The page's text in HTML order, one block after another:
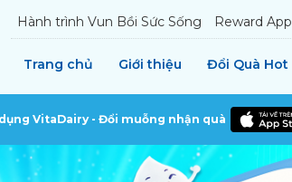
Hành trình Vun Bồi Sức Sống Reward App
Trang chủ Giới thiệu Đổi Quà Hot
VitaDairy - Đổi muỗng nhận quà